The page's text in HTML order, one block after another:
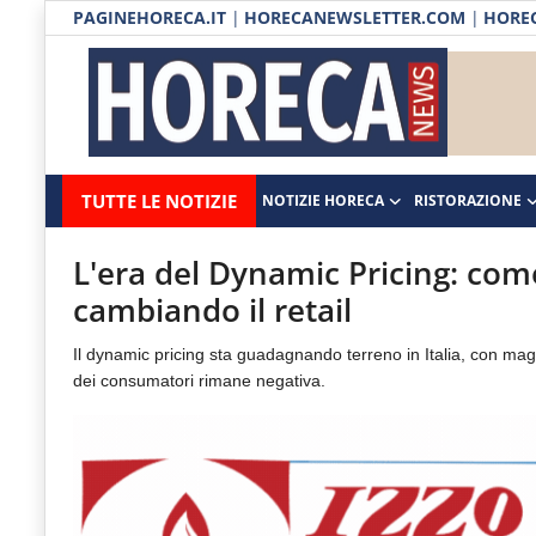
PAGINEHORECA.IT | HORECANEWSLETTER.COM |
Horecanews.it
-
Notizie
Horeca
Il
portale
del
del
TUTTE LE NOTIZIE NOTIZIE HORECA RISTORAZIONE
Notizie HORECA
Ristorazione
Ospitalità
Distribuzione
Prodotti | Dispensa Horeca
RUBRICHE
L'era del Dynamic Pricing:
cambiando il retail
Il dynamic pricing sta guadagnando terreno in Italia, con
dei consumatori rimane negativa.